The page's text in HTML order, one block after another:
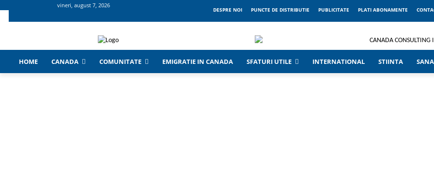
vineri, august 7, 2026
DESPRE NOI PUNCTE DE DISTRIBUTIE PUBLICITATE PLATI ABONAMENTE
HOME CANADA COMUNITATE EMIGRATIE IN CANADA SFATURI UTILE INTERNATIONAL STIINTA